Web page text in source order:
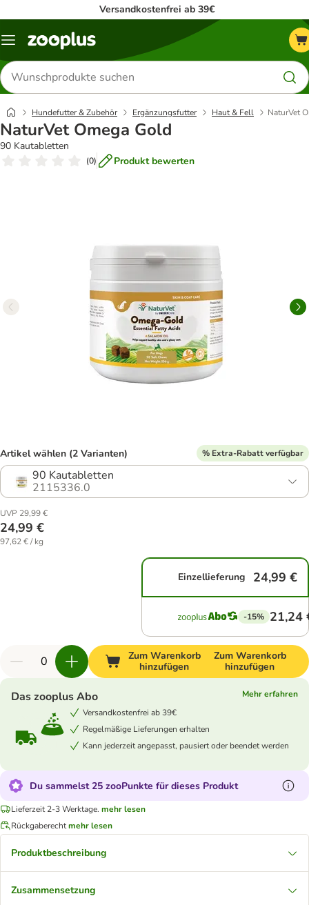
Versandkostenfrei ab 39€
Menü
Produkte
suchen
Hundefutter & Zubehör Ergänzungsfutter Haut & Fell NaturVet
NaturVet Omega Gold
90 Kautabletten
(0) Produkt bewerten
Artikel wählen (2 Varianten) % Extra-Rabatt verfügbar
90 Kautabletten
2115336.0
UVP 29,99 €
24,99 €
97,62 € / kg
Einzellieferung 24,99 €
-15% 21,24
Zum Warenkorb
hinzufügen
Zum Warenkorb
hinzufügen
Das zooplus Abo
Mehr erfahren
Versandkostenfrei ab 39€
Regelmäßige Lieferungen erhalten
Kann jederzeit angepasst, pausiert oder beendet werden
Du sammelst 25 zooPunkte für dieses Produkt
Lieferzeit 2-3 Werktage. mehr lesen
Rückgaberechtmehr lesen
Produktbeschreibung
Zusammensetzung